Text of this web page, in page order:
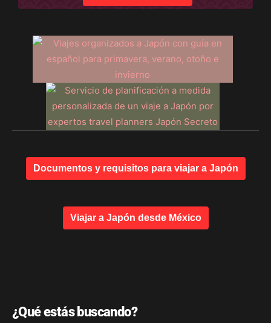
Documentos y requisitos para viajar a Japón
Viajar a Japón desde México
¿Qué estás buscando?